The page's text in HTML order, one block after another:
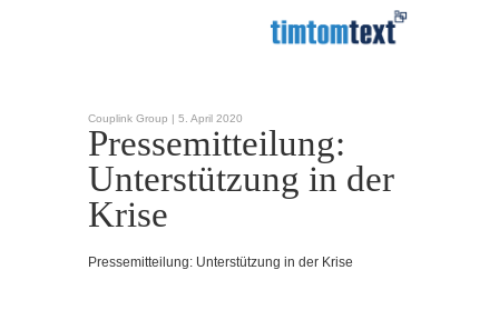
Couplink Group | 5. April 2020
Pressemitteilung:
Unterstützung in der
Krise
Pressemitteilung: Unterstützung in der Krise